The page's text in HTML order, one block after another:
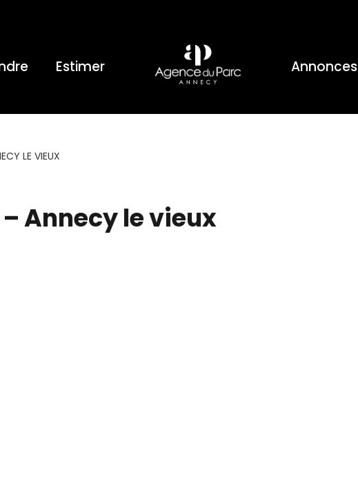
Estimer Annonces
LE VIEUX
Annecy le vieux